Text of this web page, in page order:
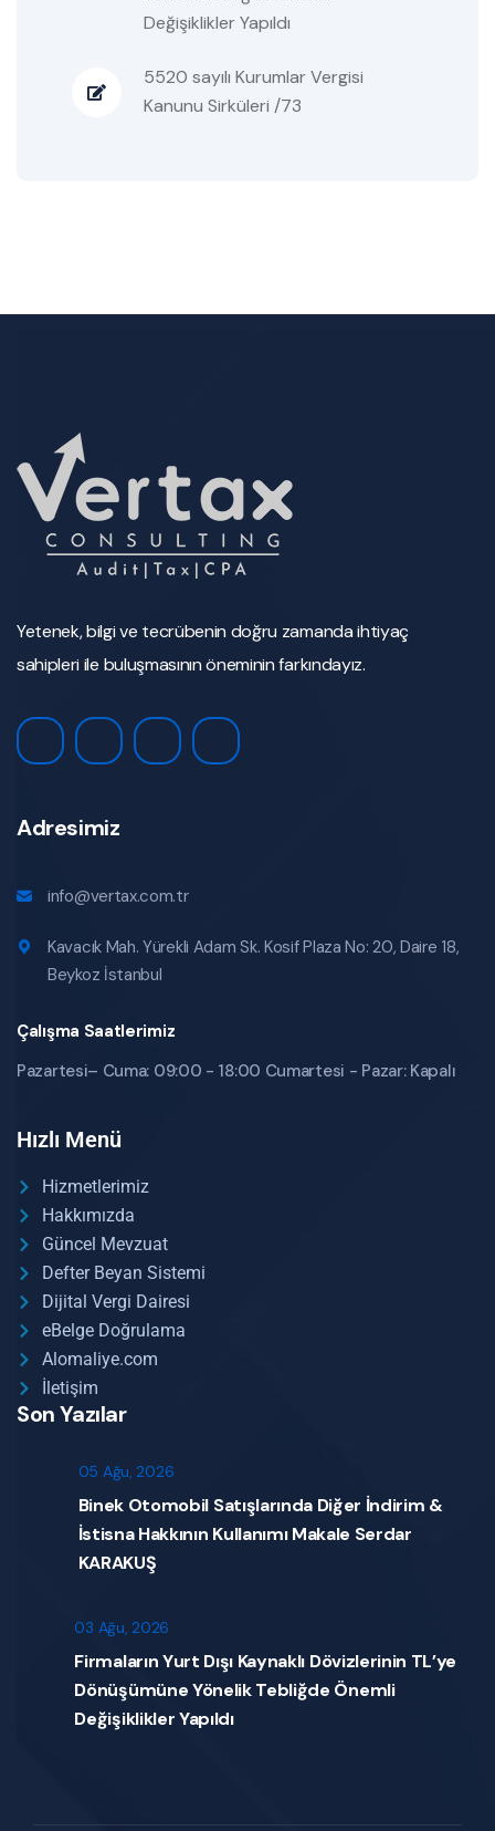
Değişiklikler Yapıldı
5520 sayılı Kurumlar Vergisi
Kanunu Sirküleri /73
Yetenek, bilgi ve tecrübenin doğru zamanda ihtiyaç
sahipleri ile buluşmasının öneminin farkındayız.
Adresimiz
info@vertax.com.tr
Kavacık Mah. Yürekli Adam Sk. Kosif Plaza No: 20, Daire 18,
Beykoz İstanbul
Çalışma Saatlerimiz
Pazartesi– Cuma: 09:00 - 18:00 Cumartesi - Pazar: Kapalı
Hızlı Menü
Hizmetlerimiz
Hakkımızda
Güncel Mevzuat
Defter Beyan Sistemi
Dijital Vergi Dairesi
eBelge Doğrulama
Alomaliye.com
İletişim
Son Yazılar
05 Ağu, 2026
Binek Otomobil Satışlarında Diğer İndirim &
İstisna Hakkının Kullanımı Makale Serdar
KARAKUŞ
03 Ağu, 2026
Firmaların Yurt Dışı Kaynaklı Dövizlerinin TL’ye
Dönüşümüne Yönelik Tebliğde Önemli
Değişiklikler Yapıldı